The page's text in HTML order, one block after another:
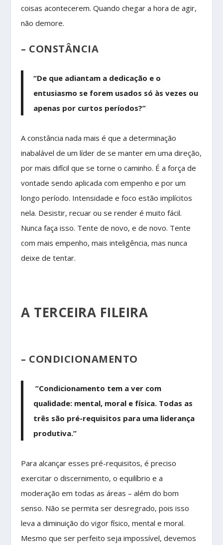
coisas acontecerem. Quando chegar a hora de agir,
não demore.
– CONSTÂNCIA
“De que adiantam a dedicação e o
entusiasmo se forem usados só às vezes ou
apenas por curtos períodos?”
A constância nada mais é que a determinação
inabalável de um líder de se manter em uma direção,
por mais difícil que se torne o caminho. É a força de
vontade sendo aplicada com empenho e por um
longo período. Intensidade e foco estão implícitos
nela. Desistir, recuar ou se render é muito fácil.
Nunca faça isso. Tente de novo, e de novo. Tente
com mais empenho, mais inteligência, mas nunca
deixe de tentar.
A TERCEIRA FILEIRA
– CONDICIONAMENTO
”Condicionamento tem a ver com
qualidade: mental, moral e física. Todas as
três são pré-requisitos para uma liderança
produtiva.”
Para alcançar esses pré-requisitos, é preciso
exercitar o discernimento, o equilíbrio e a
moderação em todas as áreas – além do bom
senso. Não se permita ser desregrado, pois isso
leva a diminuição do vigor físico, mental e moral.
Mesmo que ser perfeito seja impossível, devemos